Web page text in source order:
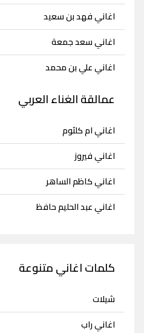
اغاني فهد بن سعيد
اغاني سعد جمعة
اغاني علي بن محمد
عمالقة الغناء العربي
اغاني ام كلثوم
اغاني فيروز
اغاني كاظم الساهر
اغاني عبد الحليم حافظ
كلمات اغاني متنوعة
شيلات
اغاني راب